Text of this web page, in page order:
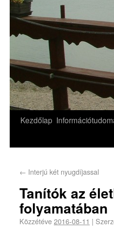
Kezdőlap
← Interjú két nyugdíjassal
Tanítók az
folyamatában
Közzétéve2016-08-11 |